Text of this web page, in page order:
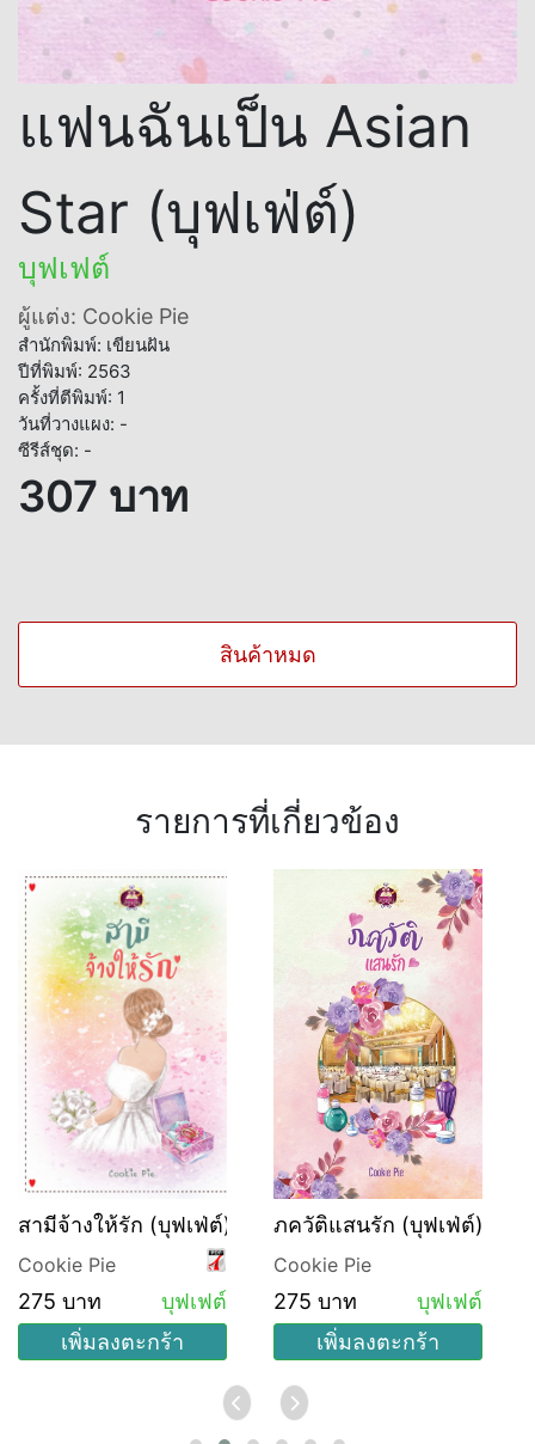
แฟนฉันเป็น Asian
Star (บุฟเฟ่ต์)
บุฟเฟต์
ผู้แต่ง: Cookie Pie
สำนักพิมพ์: เขียนฝัน
ปีที่พิมพ์: 2563
ครั้งที่ตีพิมพ์: 1
วันที่วางแผง: -
ซีรีส์ชุด: -
307 บาท
สินค้าหมด
รายการที่เกี่ยวข้อง
สามีจ้างให้รัก (บุฟเฟ่ต์)
Cookie Pie
275 บาท
บุฟเฟต์
เพิ่มลงตะกร้า
ภควัติแสนรัก (บุฟเฟ่ต์)
Cookie Pie
275 บาท
บุฟเฟต์
เพิ่มลงตะกร้า